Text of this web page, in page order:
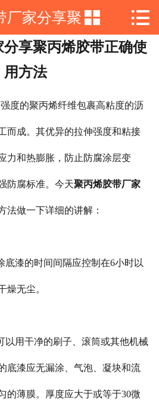
 网站首页
公司简介
新闻动态
工程案例
厂家分享聚
确使用方法
 
享聚丙烯胶带正确使
用方法
度的聚丙烯纤维包裹高粘度的沥
而成。其优异的拉伸强度和粘接
力和热膨胀，防止防腐涂层变
防腐标准。今天聚丙烯胶带厂家
法做一下详细的讲解：
底漆的时间间隔应控制在6小时以
燥无尘。
以用干净的刷子、滚筒或其他机械
底漆应无漏涂、气泡、凝块和流
的薄膜。厚度应大于或等于30微